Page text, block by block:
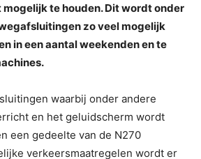
te houden. Dit wordt onder
zo veel mogelijk
in een aantal weekenden en te
waarbij onder andere
en het geluidscherm wordt
een gedeelte van de N270
verkeersmaatregelen wordt er